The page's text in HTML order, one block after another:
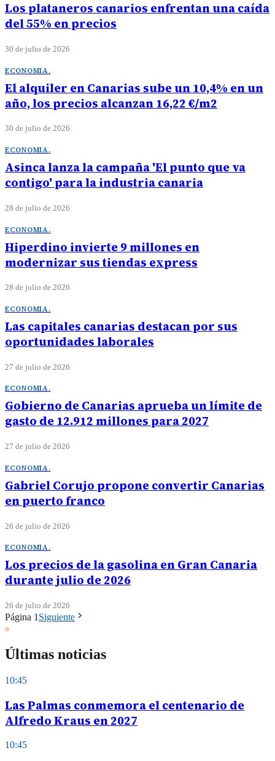
Los plataneros canarios enfrentan una caída
del 55% en precios
30 de julio de 2026
ECONOMIA.
El alquiler en Canarias sube un 10,4% en un
año, los precios alcanzan 16,22 €/m2
30 de julio de 2026
ECONOMIA.
Asinca lanza la campaña 'El punto que va
contigo' para la industria canaria
28 de julio de 2026
ECONOMIA.
Hiperdino invierte 9 millones en
modernizar sus tiendas express
28 de julio de 2026
ECONOMIA.
Las capitales canarias destacan por sus
oportunidades laborales
27 de julio de 2026
ECONOMIA.
Gobierno de Canarias aprueba un límite de
gasto de 12.912 millones para 2027
27 de julio de 2026
ECONOMIA.
Gabriel Corujo propone convertir Canarias
en puerto franco
26 de julio de 2026
ECONOMIA.
Los precios de la gasolina en Gran Canaria
durante julio de 2026
26 de julio de 2026
Página 1 Siguiente
Últimas noticias
10:45
Las Palmas conmemora el centenario de
Alfredo Kraus en 2027
10:45